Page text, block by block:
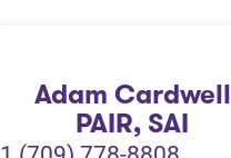
Adam Cardwell
PAIR, SAI